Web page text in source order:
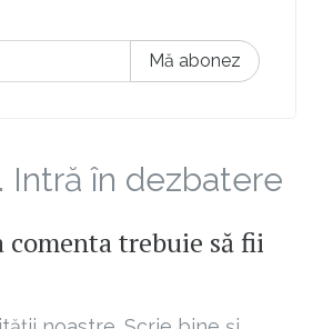
Mă abonez
Intră în dezbatere
comenta trebuie să fii